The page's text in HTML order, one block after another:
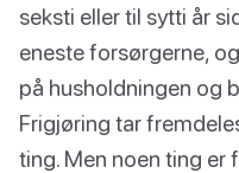
seksti eller til sytti år
eneste forsørgerne,
på husholdningen og
Frigjøring tar
ting. Men noen ting er